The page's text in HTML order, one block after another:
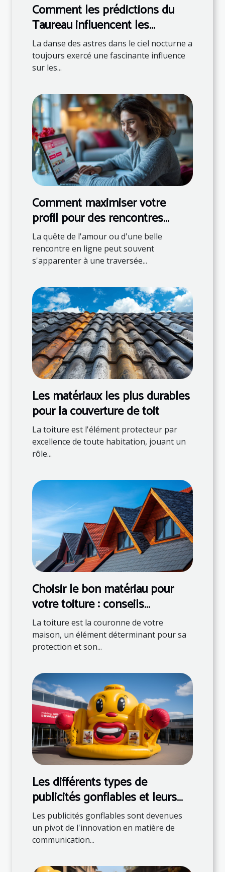
Comment les prédictions du
Taureau influencent les
décisions quotidiennes
La danse des astres dans le ciel nocturne a
toujours exercé une fascinante influence
sur les...
Comment maximiser votre
profil pour des rencontres
réussies en ligne
La quête de l'amour ou d'une belle
rencontre en ligne peut souvent
s'apparenter à une traversée...
Les matériaux les plus durables
pour la couverture de toit
La toiture est l'élément protecteur par
excellence de toute habitation, jouant un
rôle...
Choisir le bon matériau pour
votre toiture : conseils
d'experts
La toiture est la couronne de votre
maison, un élément déterminant pour sa
protection et son...
Les différents types de
publicités gonflables et leurs
utilisations
Les publicités gonflables sont devenues
un pivot de l'innovation en matière de
communication...